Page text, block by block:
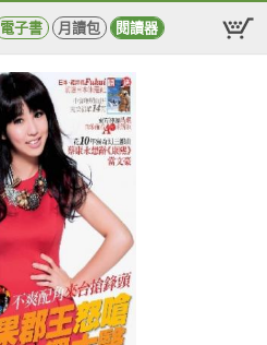
電子書 月讀包 閱讀器